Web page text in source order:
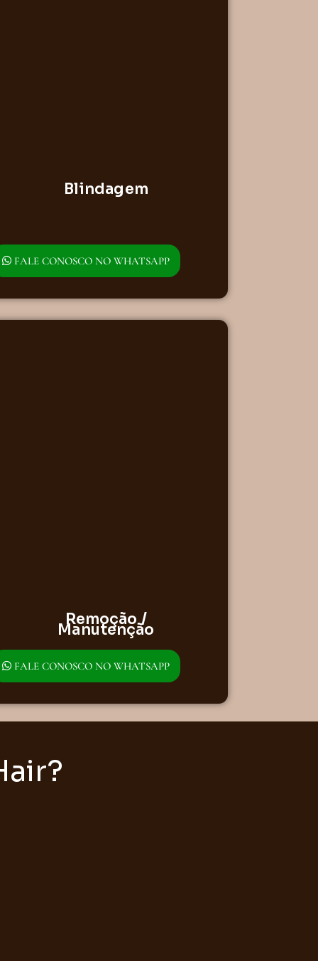
Blindagem
FALE CONOSCO NO WHATSAPP
Remoção /
Manutenção
FALE CONOSCO NO WHATSAPP